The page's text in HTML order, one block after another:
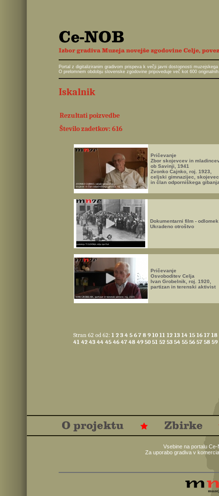
Portal z digitaliziranim gradivom prispeva k večji javni dostopnosti
O prelomnem obdobju slovenske zgodovine pripoveduje več kot 600
Iskalnik
Rezultati poizvedbe
Število zadetkov: 616
Pričevanje
Zbor skojevcev in
ob Savinji, 1941
Zvonko Cajnko, roj. 1923,
celjski gimnazijec, skojevec
in član odporniškega
Dokumentarni film - odlomek
Ukradeno otroštvo
Pričevanje
Osvoboditev Celja
Ivan Grobelnik, roj. 1920,
partizan in terenski aktivist
Stran 62 od 62: 1 2 3 4 5 6 7 8 9 10 11 12 13 14 15 16 17 18
41 42 43 44 45 46 47 48 49 50 51 52 53 54 55 56 57 58 59
Vsebine na portalu
Za uporabo gradiva v